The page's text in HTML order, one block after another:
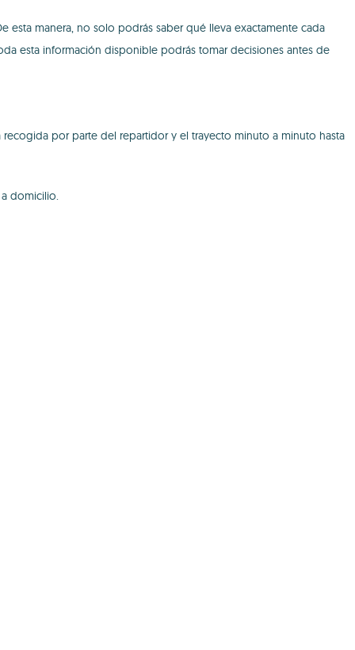
esta manera, no solo podrás saber qué lleva exactamente cada
esta información disponible podrás tomar decisiones antes de
por parte del repartidor y el trayecto minuto a minuto hasta
domicilio.